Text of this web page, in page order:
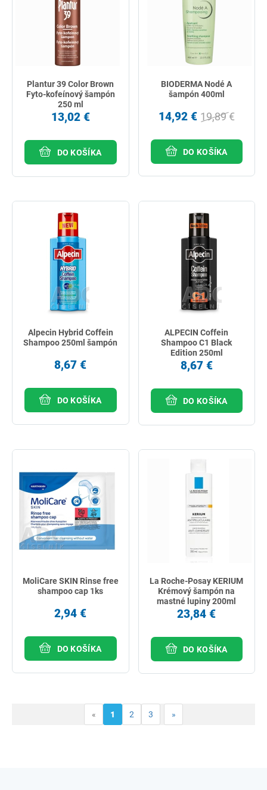
Plantur 39 Color Brown
Fyto-kofeínový šampón
250 ml
13,02 €
DO KOŠÍKA
BIODERMA Nodé A
šampón 400ml
14,92 € 19,89 €
DO KOŠÍKA
Alpecin Hybrid Coffein
Shampoo 250ml šampón
8,67 €
DO KOŠÍKA
ALPECIN Coffein
Shampoo C1 Black
Edition 250ml
8,67 €
DO KOŠÍKA
MoliCare SKIN Rinse free
shampoo cap 1ks
2,94 €
DO KOŠÍKA
La Roche-Posay KERIUM
Krémový šampón na
mastné lupiny 200ml
23,84 €
DO KOŠÍKA
« 1 2 3 »